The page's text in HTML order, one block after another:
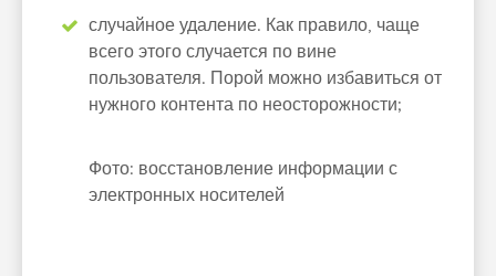
случайное удаление. Как правило, чаще
всего этого случается по вине
пользователя. Порой можно избавиться от
нужного контента по неосторожности;
Фото: восстановление информации с
электронных носителей